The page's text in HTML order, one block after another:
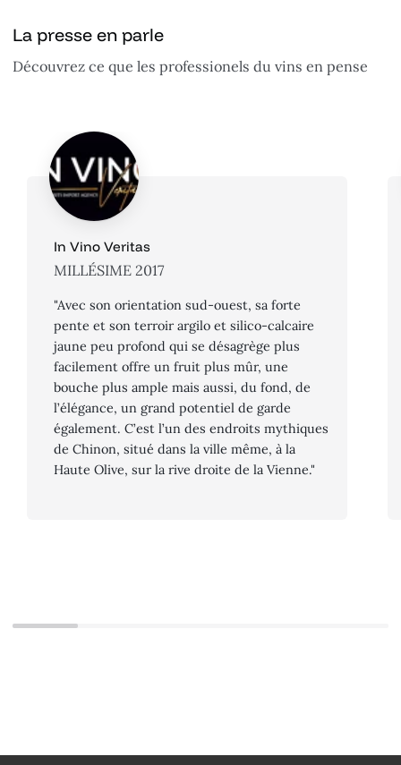
La presse en parle
Découvrez ce que les professionels du vins en pense
In Vino Veritas
MILLÉSIME 2017
"Avec son orientation sud-ouest, sa forte
pente et son terroir argilo et silico-calcaire
jaune peu profond qui se désagrège plus
facilement offre un fruit plus mûr, une
bouche plus ample mais aussi, du fond, de
l’élégance, un grand potentiel de garde
également. C’est l’un des endroits mythiques
de Chinon, situé dans la ville même, à la
Haute Olive, sur la rive droite de la Vienne."